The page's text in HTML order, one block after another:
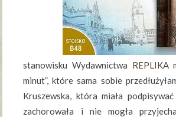
stanowisku Wydawnictwa REPLIKA
minut”, które sama sobie
Kruszewska, która miała
zachorowała i nie mogła